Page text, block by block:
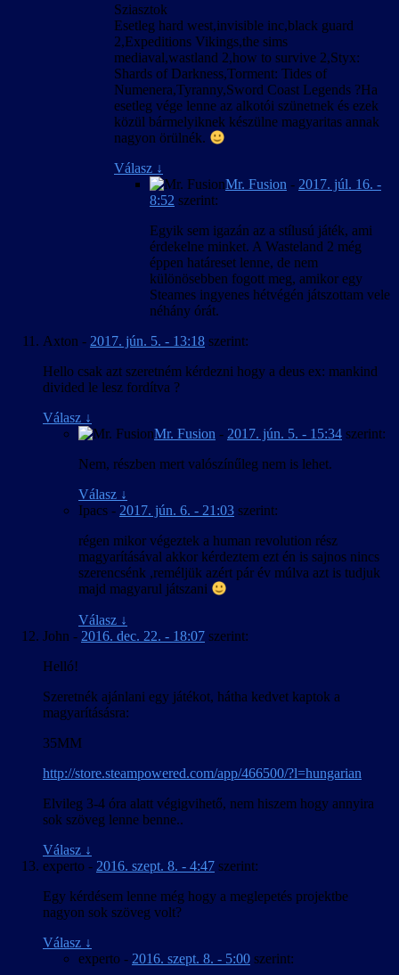
Sziasztok
Esetleg hard west,invisible inc,black guard
2,Expeditions Vikings,the sims
mediaval,wastland 2,how to survive 2,Styx:
Shards of Darkness,Torment: Tides of
Numenera,Tyranny,Sword Coast Legends ?Ha
esetleg vége lenne az alkotói szünetnek és ezek
közül bármelyiknek készülne magyaritas annak
nagyon örülnék.
Válasz ↓
Mr. Fusion - 2017. júl. 16. -
8:52 szerint:
Egyik sem igazán az a stílusú játék, ami
érdekelne minket. A Wasteland 2 még
éppen határeset lenne, de nem
különösebben fogott meg, amikor egy
Steames ingyenes hétvégén játszottam vele
néhány órát.
Axton - 2017. jún. 5. - 13:18 szerint:
Hello csak azt szeretném kérdezni hogy a deus ex: mankind
divided le lesz fordítva ?
Válasz ↓
Mr. Fusion - 2017. jún. 5. - 15:34 szerint:
Nem, részben mert valószínűleg nem is lehet.
Válasz ↓
Ipacs - 2017. jún. 6. - 21:03 szerint:
régen mikor végeztek a human revolution rész
magyarításával akkor kérdeztem ezt én is sajnos nincs
szerencsénk ,reméljük azért pár év múlva azt is tudjuk
majd magyarul játszani
Válasz ↓
John - 2016. dec. 22. - 18:07 szerint:
Helló!
Szeretnék ajánlani egy játékot, hátha kedvet kaptok a
magyarításásra:
35MM
http://store.steampowered.com/app/466500/?l=hungarian
Elvileg 3-4 óra alatt végigvihető, nem hiszem hogy annyira
sok szöveg lenne benne..
Válasz ↓
experto - 2016. szept. 8. - 4:47 szerint:
Egy kérdésem lenne még hogy a meglepetés projektbe
nagyon sok szöveg volt?
Válasz ↓
experto - 2016. szept. 8. - 5:00 szerint: